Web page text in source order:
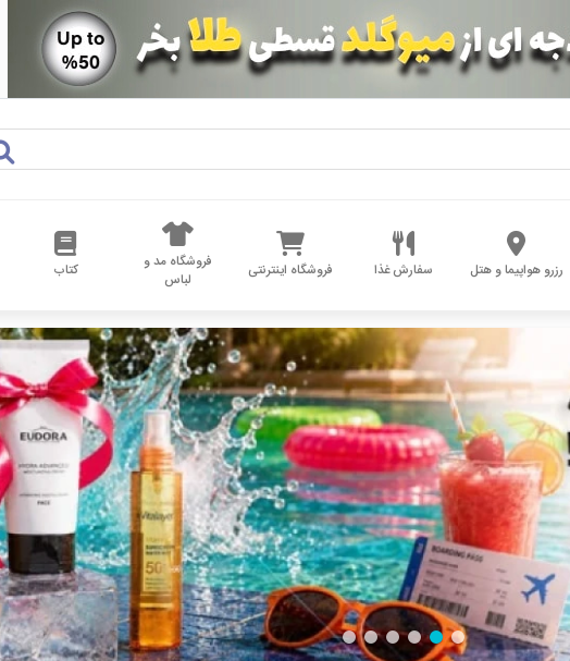
رزرو هواپیما و هتل سفارش غذا فروشگاه اینترنتی
فروشگاه مد و
لباس
کتاب